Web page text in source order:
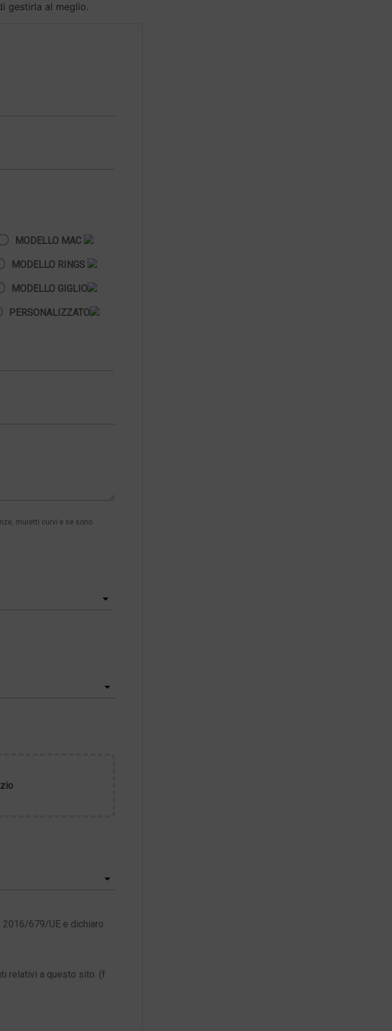
gestirla al meglio.
MODELLO MAC
MODELLO RINGS
MODELLO GIGLIO
PERSONALIZZATO
muretti curvi e se sono
679/UE e dichiaro
relativi a questo sito. (f